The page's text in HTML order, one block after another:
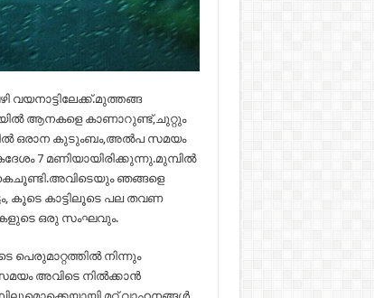
ആനകളെ കാണാറുണ്ട്,ചുറ്റും
ഒരാന കുടുംബം,അൽപ സമയം
7 മണിയായിരിക്കുന്നു.മുമ്പിൽ
ഞങ്ങളെ
കൂടെ കാട്ടിലൂടെ പല തവണ
ഒരു സംഘവും.
നിന്നും
അവിടെ നിൽക്കാൻ